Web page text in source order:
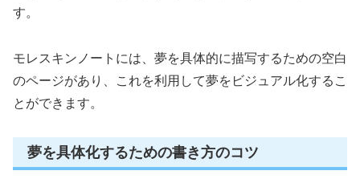
す。
モレスキンノートには、夢を具体的に描写するための空白
のページがあり、これを利用して夢をビジュアル化するこ
とができます。
夢を具体化するための書き方のコツ